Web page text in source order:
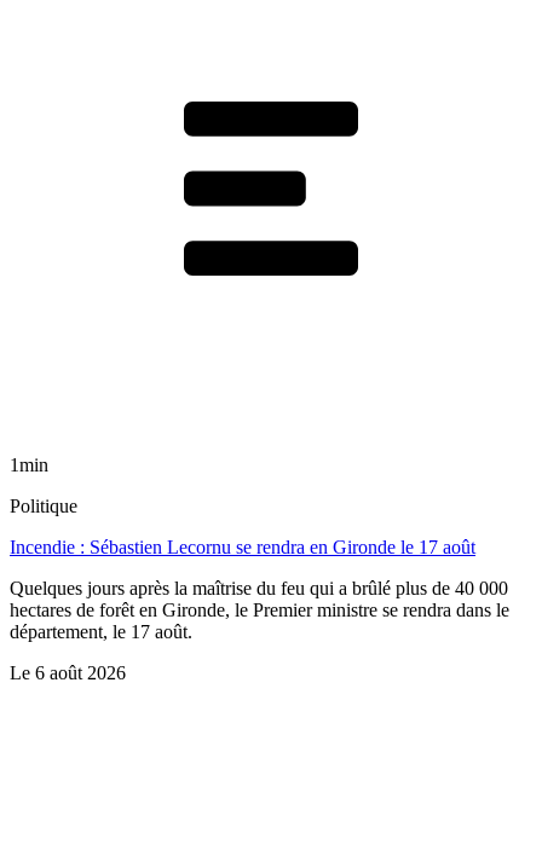
1min
Politique
Incendie : Sébastien Lecornu se rendra en Gironde le 17 août
Quelques jours après la maîtrise du feu qui a brûlé plus de 40 000
hectares de forêt en Gironde, le Premier ministre se rendra dans le
département, le 17 août.
Le 6 août 2026